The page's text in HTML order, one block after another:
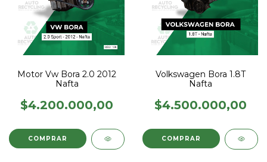
Motor Vw Bora 2.0 2012
Nafta
$4.200.000,00
Volkswagen Bora 1.8T
Nafta
$4.500.000,00